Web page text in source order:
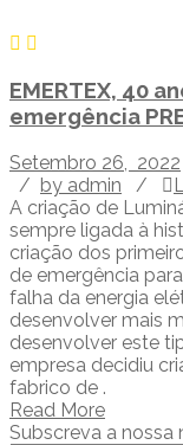
EMERTEX, 40
emergência
Setembro 26, 2022
/ by admin /
A criação de
sempre ligada à
criação dos
de emergência
falha da energia
desenvolver mais
desenvolver este
empresa decidiu
fabrico de .
Read More
Subscreva a nossa